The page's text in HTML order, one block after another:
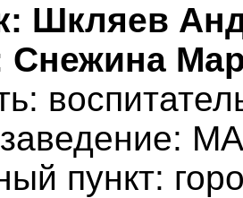
Шкляев
Снежина
пункт: